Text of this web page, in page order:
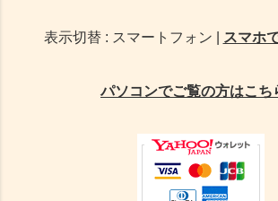
表示切替 : スマートフォン | スマホ
パソコンでご覧の方はこち